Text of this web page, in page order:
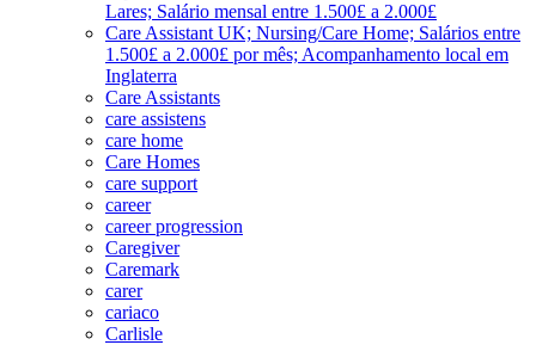
Lares; Salário mensal entre 1.500£ a 2.000£
Care Assistant UK; Nursing/Care Home; Salários entre
1.500£ a 2.000£ por mês; Acompanhamento local em
Inglaterra
Care Assistants
care assistens
care home
Care Homes
care support
career
career progression
Caregiver
Caremark
carer
cariaco
Carlisle